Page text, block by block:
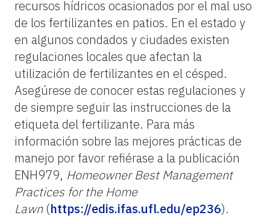
recursos hídricos ocasionados por el mal uso
de los fertilizantes en patios. En el estado y
en algunos condados y ciudades existen
regulaciones locales que afectan la
utilización de fertilizantes en el césped.
Asegúrese de conocer estas regulaciones y
de siempre seguir las instrucciones de la
etiqueta del fertilizante. Para más
información sobre las mejores prácticas de
manejo por favor refiérase a la publicación
ENH979, Homeowner Best Management
Practices for the Home
Lawn(https://edis.ifas.ufl.edu/ep236).